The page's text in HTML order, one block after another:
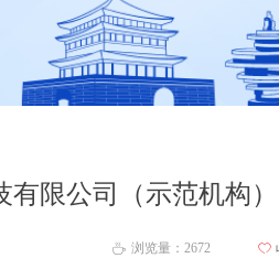
限公司（示范机构）
ꄘ 浏览量： 2672 ꄀ